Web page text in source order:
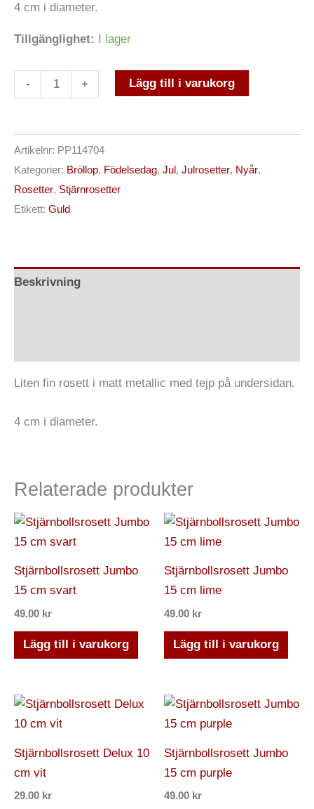
4 cm i diameter.
Tillgänglighet: I lager
- + Lägg till i varukorg
Artikelnr: PP114704
Kategorier: Bröllop, Födelsedag, Jul, Julrosetter, Nyår,
Rosetter, Stjärnrosetter
Etikett: Guld
Beskrivning
Liten fin rosett i matt metallic med tejp på undersidan.
4 cm i diameter.
Relaterade produkter
Stjärnbollsrosett Jumbo
15 cm svart
49.00 kr
Lägg till i varukorg
Stjärnbollsrosett Jumbo
15 cm lime
49.00 kr
Lägg till i varukorg
Stjärnbollsrosett Delux 10
cm vit
29.00 kr
Stjärnbollsrosett Jumbo
15 cm purple
49.00 kr